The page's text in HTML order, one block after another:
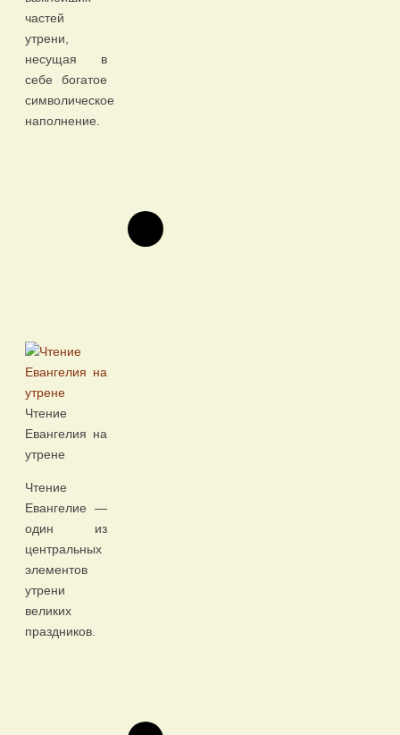
частей
утрени,
несущая в
себе богатое
символическое
наполнение.
Чтение
Евангелия на
утрене
Чтение
Евангелие —
один из
центральных
элементов
утрени
великих
праздников.